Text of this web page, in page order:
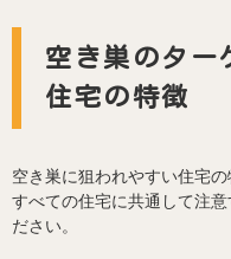
空き巣のター
住宅の特徴
空き巣に狙われやすい住宅
すべての住宅に共通して注
ださい。